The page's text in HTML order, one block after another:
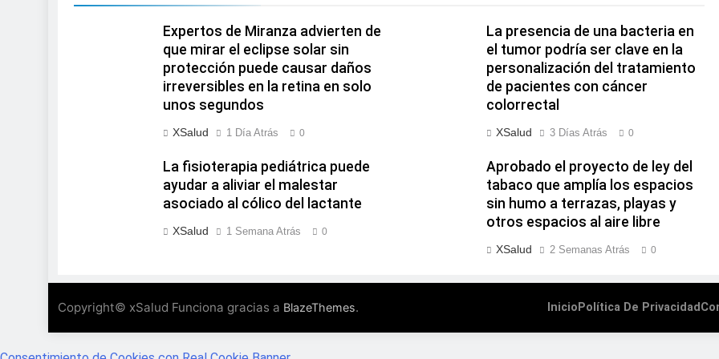
Expertos de Miranza advierten de
que mirar el eclipse solar sin
protección puede causar daños
irreversibles en la retina en solo
unos segundos
XSalud 1 Día Atrás 0
La presencia de una bacteria en
el tumor podría ser clave en la
personalización del tratamiento
de pacientes con cáncer
colorrectal
XSalud 3 Días Atrás 0
La fisioterapia pediátrica puede
ayudar a aliviar el malestar
asociado al cólico del lactante
XSalud 1 Semana Atrás 0
Aprobado el proyecto de ley del
tabaco que amplía los espacios
sin humo a terrazas, playas y
otros espacios al aire libre
XSalud 2 Semanas Atrás 0
Copyright© xSalud Funciona gracias a BlazeThemes. Inicio Política De Privacidad